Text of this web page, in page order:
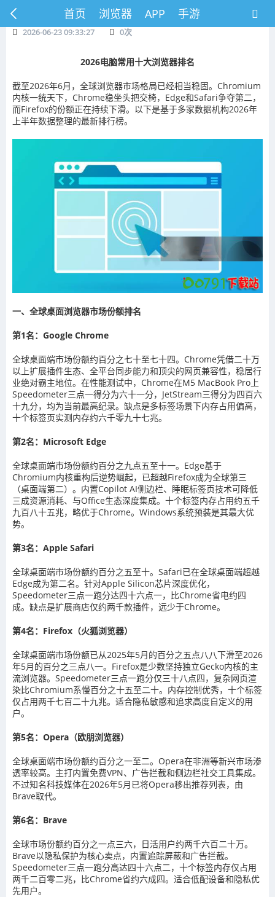
首页 浏览器 APP 手游
2026-06-23 09:33:27 0次
2026电脑常用十大浏览器排名
截至2026年6月，全球浏览器市场格局已经相当稳固。Chromium
内核一统天下，Chrome稳坐头把交椅，Edge和Safari争夺第二，
而Firefox的份额正在持续下滑。以下是基于多家数据机构2026年
上半年数据整理的最新排行榜。
一、全球桌面浏览器市场份额排名
第1名：Google Chrome
全球桌面端市场份额约百分之七十至七十四。Chrome凭借二十万
以上扩展插件生态、全平台同步能力和顶尖的网页兼容性，稳居行
业绝对霸主地位。在性能测试中，Chrome在M5 MacBook Pro上
Speedometer三点一得分为六十一分，JetStream三得分为四百六
十九分，均为当前最高纪录。缺点是多标签场景下内存占用偏高，
十个标签页实测内存约六千零九十七兆。
第2名：Microsoft Edge
全球桌面端市场份额约百分之九点五至十一。Edge基于
Chromium内核重构后逆势崛起，已超越Firefox成为全球第三
（桌面端第二）。内置Copilot AI侧边栏、睡眠标签页技术可降低
三成资源消耗、与Office生态深度集成。十个标签内存占用约五千
九百八十五兆，略优于Chrome。Windows系统预装是其最大优
势。
第3名：Apple Safari
全球桌面端市场份额约百分之五至十。Safari已在全球桌面端超越
Edge成为第二名。针对Apple Silicon芯片深度优化，
Speedometer三点一跑分达四十六点一，比Chrome省电约四
成。缺点是扩展商店仅约两千款插件，远少于Chrome。
第4名：Firefox（火狐浏览器）
全球桌面端市场份额已从2025年5月的百分之五点八八下滑至2026
年5月的百分之三点八一。Firefox是少数坚持独立Gecko内核的主
流浏览器。Speedometer三点一跑分仅三十八点四，复杂网页渲
染比Chromium系慢百分之十五至二十。内存控制优秀，十个标签
仅占用两千七百二十九兆。适合隐私敏感和追求高度自定义的用
户。
第5名：Opera（欧朋浏览器）
全球桌面端市场份额约百分之一至二。Opera在非洲等新兴市场渗
透率较高。主打内置免费VPN、广告拦截和侧边栏社交工具集成。
不过知名科技媒体在2026年5月已将Opera移出推荐列表，由
Brave取代。
第6名：Brave
全球市场份额约百分之一点三六，日活用户约两千六百二十万。
Brave以隐私保护为核心卖点，内置追踪屏蔽和广告拦截。
Speedometer三点一跑分高达四十六点二，十个标签内存仅占用
两千二百零二兆，比Chrome省约六成四。适合低配设备和隐私优
先用户。